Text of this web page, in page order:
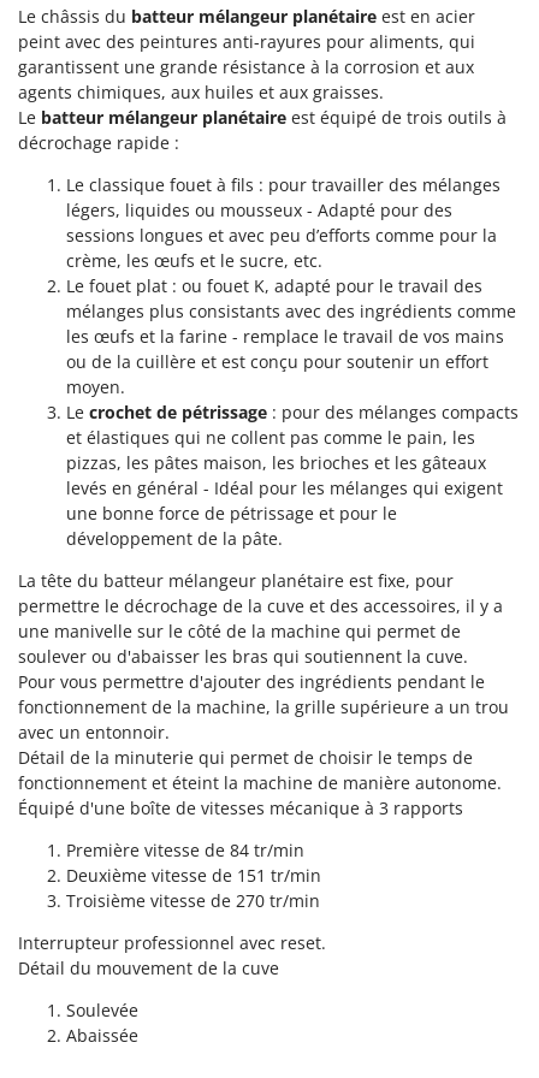
Pulvérisateurs
Pulvérisateurs portés
R
Rafraîchisseurs d'air par évaporation
Rampes de chargement en aluminium
Râpes à fromage électriques
Râteaux pour tracteur
Remplisseuses
Robots nettoyeurs de piscine
Robots Tondeuses
Rogneuses de souches
Rouleaux pour tracteur
Scies à os
Scies à Ruban
Scies alternatives à batterie
Scies de jardin télescopiques
Sécateurs électriques à batterie
Sécateurs et Échenilloirs manuels
Sécateurs pneumatiques
Semoirs et Épandeurs d'engrais
Socs pour tracteur
Souffleurs aspirateurs pour Feuilles
Soufreuses - Poudreuses pour tracteur
T
Taille-haies
Taille-haies à bras pour tracteur
Tarières
Tondeuses à Gazon
GRIFO
GVS
GYS
H
Helvi
Henx
HiKOKI
Honda
Idromatic
Il-Tec
Imperia
Infaco
Intec
Italyco
ITM
J JOLLY ITALIA
K
KAAZ
Karcher
Kasco
Kemper
Keter
KitchenAid
Le châssis du batteur mélangeur planétaire est en acier
peint avec des peintures anti-rayures pour aliments, qui
garantissent une grande résistance à la corrosion et aux
agents chimiques, aux huiles et aux graisses.
Le batteur mélangeur planétaire est équipé de trois outils à
décrochage rapide :
Le classique fouet à fils : pour travailler des mélanges
légers, liquides ou mousseux - Adapté pour des
sessions longues et avec peu d’efforts comme pour la
crème, les œufs et le sucre, etc.
Le fouet plat : ou fouet K, adapté pour le travail des
mélanges plus consistants avec des ingrédients comme
les œufs et la farine - remplace le travail de vos mains
ou de la cuillère et est conçu pour soutenir un effort
moyen.
Le crochet de pétrissage : pour des mélanges compacts
et élastiques qui ne collent pas comme le pain, les
pizzas, les pâtes maison, les brioches et les gâteaux
levés en général - Idéal pour les mélanges qui exigent
une bonne force de pétrissage et pour le
développement de la pâte.
La tête du batteur mélangeur planétaire est fixe, pour
permettre le décrochage de la cuve et des accessoires, il y a
une manivelle sur le côté de la machine qui permet de
soulever ou d'abaisser les bras qui soutiennent la cuve.
Pour vous permettre d'ajouter des ingrédients pendant le
fonctionnement de la machine, la grille supérieure a un trou
avec un entonnoir.
Détail de la minuterie qui permet de choisir le temps de
fonctionnement et éteint la machine de manière autonome.
Équipé d'une boîte de vitesses mécanique à 3 rapports
Première vitesse de 84 tr/min
Deuxième vitesse de 151 tr/min
Troisième vitesse de 270 tr/min
Interrupteur professionnel avec reset.
Détail du mouvement de la cuve
Soulevée
Abaissée